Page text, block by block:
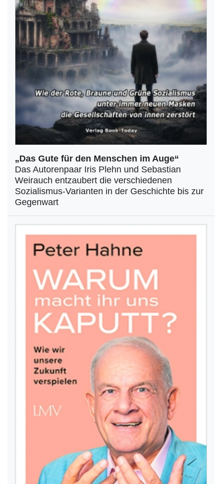
„Das Gute für den Menschen im Auge“
Das Autorenpaar Iris Plehn und Sebastian
Weirauch entzaubert die verschiedenen
Sozialismus-Varianten in der Geschichte bis zur
Gegenwart